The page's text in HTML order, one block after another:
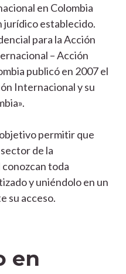
en Colombia
jurídico establecido.
para la Acción
– Acción
publicó en 2007 el
Internacional y su
permitir que
de la
toda
y uniéndolo en un
su acceso.
en